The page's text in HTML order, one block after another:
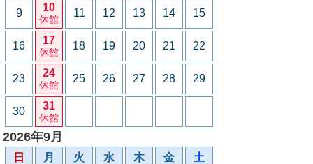
9 10
休館
11 12 13 14 15
16 17
休館
18 19 20 21 22
23 24
休館
25 26 27 28 29
30 31
休館
2026年9月
日 月 火 水 木 金 土